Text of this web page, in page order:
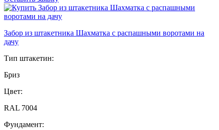
Забор из штакетника Шахматка с распашными воротами на
дачу
Тип штакетин:
Бриз
Цвет:
RAL 7004
Фундамент: